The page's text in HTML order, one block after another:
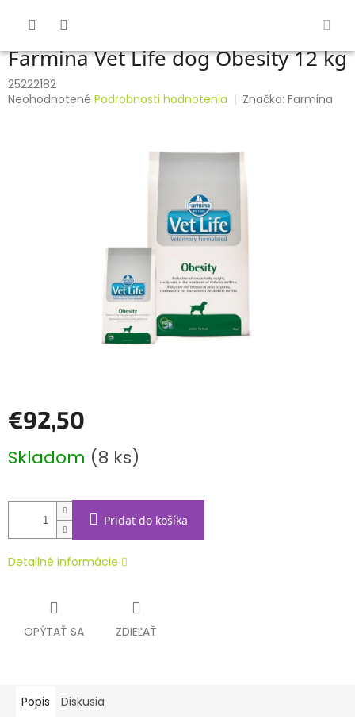
Farmina Vet Life dog Obesity 12 kg
25222182
Priemerné
Neohodnotené Podrobnosti hodnotenia Značka:Farmina
€92,50
cena:
Skladom (8 ks)
Pridať do košíka
Detailné informácie
OPÝTAŤ SA ZDIEĽAŤ
Popis Diskusia